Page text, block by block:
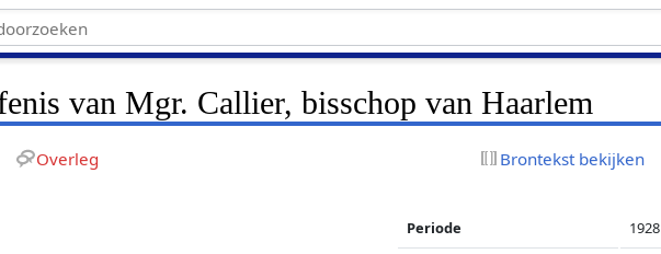
van Mgr. Callier, bisschop van Haarlem
Overleg Brontekst bekijken
Periode 1928